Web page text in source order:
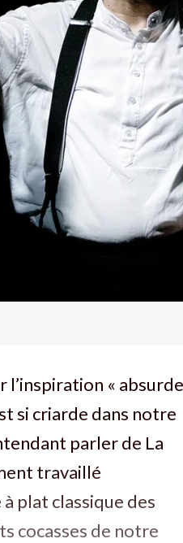
l’inspiration « absurde
si criarde dans notre
parler de La
travaillé
plat classique des
cocasses de notre